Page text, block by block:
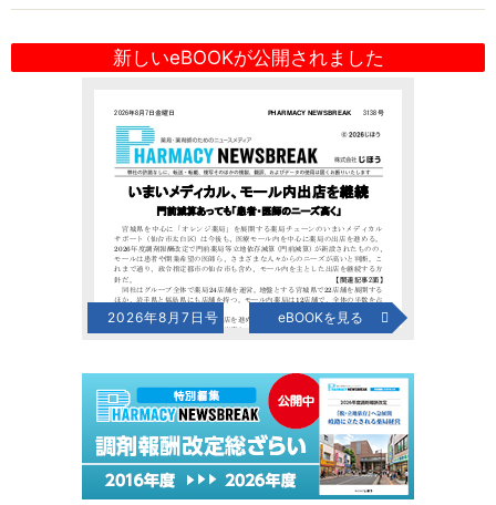
新しいeBOOKが公開されました
2026年8月7日号 eBOOKを見る